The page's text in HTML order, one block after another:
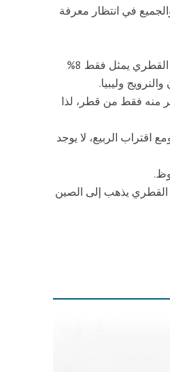
في انتظار معرفة
كما تطرق رئيس شركة إينيل إلى الوضع في إيطاليا، قائلا: نحن في وضع جيد، لأن الغاز القطري يمثل فقط 8%
وليبيا.
منه فقط من قطر، لذا
إيطاليا من الغاز لا تزال مرتفعة، حيث تمتلئ المخازن بنسبة 50%، ومع اقتراب الربيع، لا يوجد
القطري يذهب إلى الصين